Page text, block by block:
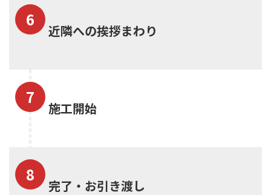
近隣への挨拶まわり
施工開始
完了・お引き渡し